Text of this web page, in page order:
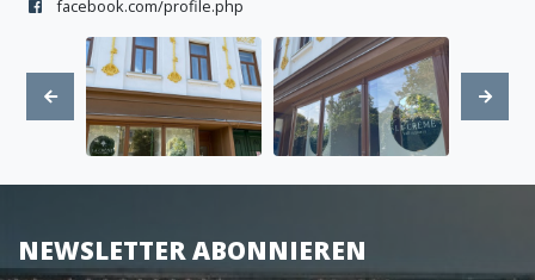
facebook.com/profile.php
NEWSLETTER ABONNIEREN